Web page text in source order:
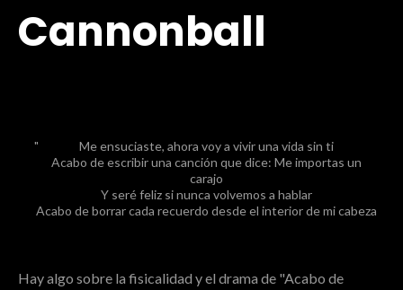
Cannonball
Me ensuciaste, ahora voy a vivir una vida sin ti
Acabo de escribir una canción que dice: Me importas un
carajo
Y seré feliz si nunca volvemos a hablar
Acabo de borrar cada recuerdo desde el interior de mi cabeza
Hay algo sobre la fisicalidad y el drama de "Acabo de